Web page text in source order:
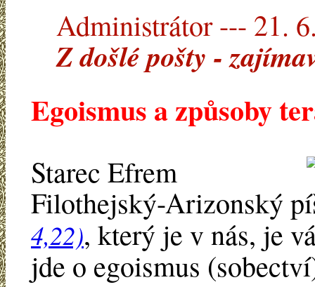
Administrátor --- 21.
Z došlé pošty -
Egoismus a způsoby
Starec Efrem
Filothejský-Arizonský
4,22), který je v nás, je
jde o egoismus